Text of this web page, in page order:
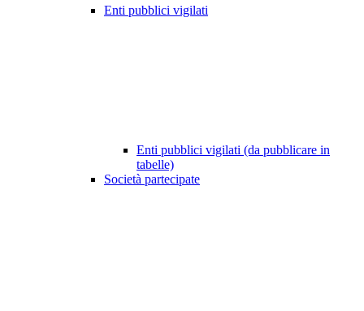
Enti pubblici vigilati
Enti pubblici vigilati (da pubblicare in
tabelle)
Società partecipate